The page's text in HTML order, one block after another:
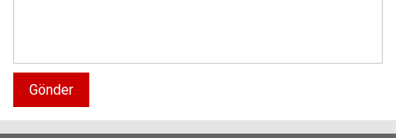
Gönder